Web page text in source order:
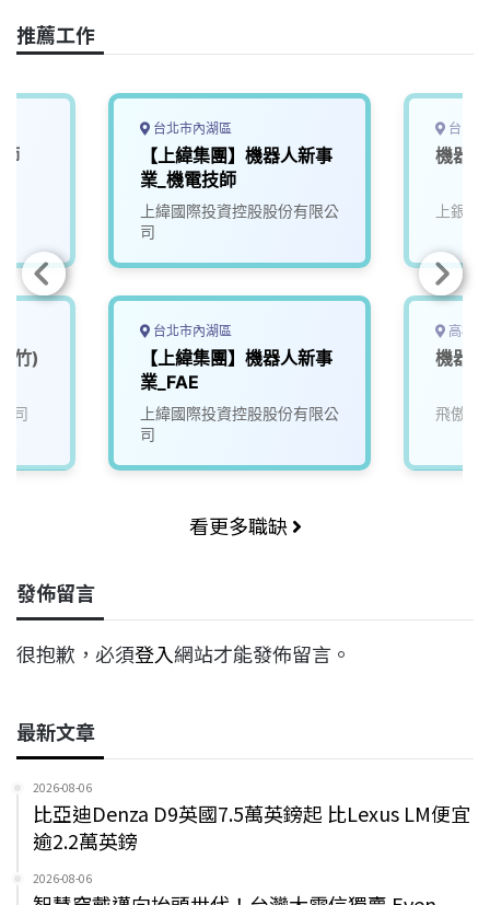
e
b
o
a
s
e
I
n
L
n
推薦工作
竹)
司
台北市內湖區
【上緯集團】機器人新事
業_機電技師
上緯國際投資控股股份有限公
司
台北市內湖區
【上緯集團】機器人新事
業_FAE
上緯國際投資控股股份有限公
司
台中
機器
上銀科
高雄
機器
飛傲科
看更多職缺
發佈留言
很抱歉，必須登入網站才能發佈留言。
最新文章
2026-08-06
比亞迪Denza D9英國7.5萬英鎊起 比Lexus LM便宜
逾2.2萬英鎊
2026-08-06